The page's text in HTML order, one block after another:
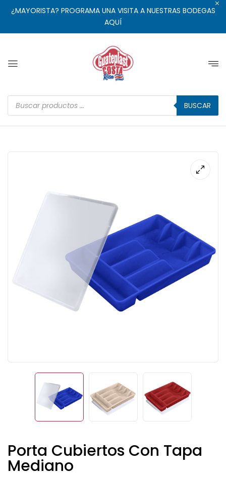
¿MAYORISTA? PROGRAMA UNA VISITA A NUESTRAS BODEGAS
AQUÍ
BUSCAR
Porta Cubiertos Con Tapa
Mediano